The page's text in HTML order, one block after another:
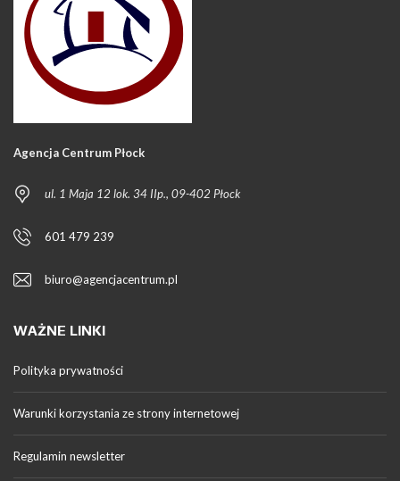
Agencja Centrum Płock
ul. 1 Maja 12 lok. 34 IIp., 09-402 Płock
601 479 239
biuro@agencjacentrum.pl
WAŻNE LINKI
Polityka prywatności
Warunki korzystania ze strony internetowej
Regulamin newsletter